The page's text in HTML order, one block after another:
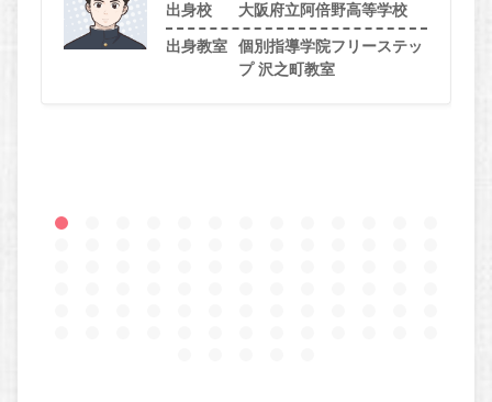
出身校 大阪府立阿倍野高等学校
出身教室
個別指導学院フリーステッ
プ 沢之町教室